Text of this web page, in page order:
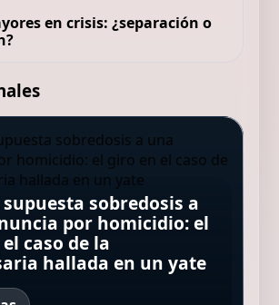
en crisis: ¿separación o
de lotería a la
saber que había
un millón de euros y
lo ayudaron a
confirma que restos
de SpaceX
en la Luna
Brasil 2 suma nuevos
quiénes acompañarán
original
sobredosis a
por homicidio: el
caso de la
hallada en un yate
ingeniero español en
hace más de 10
salarios son altos
lo es el costo